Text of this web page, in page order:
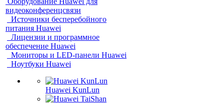
видеоконференцсвязи
Источники бесперебойного
питания Huawei
Лицензии и программное
обеспечение Huawei
Мониторы и LED-панели Huawei
Ноутбуки Huawei
Huawei KunLun